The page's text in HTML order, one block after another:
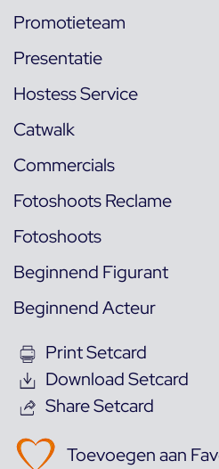
Promotieteam
Presentatie
Hostess Service
Catwalk
Commercials
Fotoshoots Reclame
Fotoshoots
Beginnend Figurant
Beginnend Acteur
Print Setcard
Download Setcard
Share Setcard
Toevoegen aan